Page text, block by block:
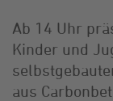
Ab 14 Uhr
Kinder und
aus